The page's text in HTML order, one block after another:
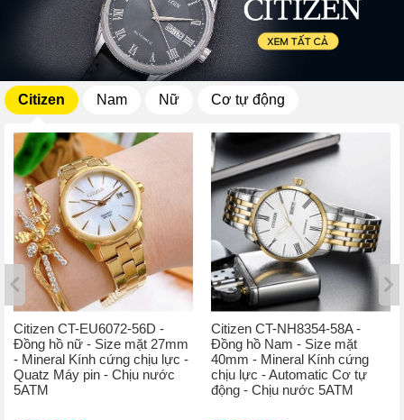
Citizen Nam Nữ Cơ tự động
Citizen CT-EU6072-56D -
Đồng hồ nữ - Size mặt 27mm
- Mineral Kính cứng chịu lực -
Quatz Máy pin - Chịu nước
5ATM
Citizen CT-NH8354-58A -
Đồng hồ Nam - Size mặt
40mm - Mineral Kính cứng
chịu lực - Automatic Cơ tự
động - Chịu nước 5ATM